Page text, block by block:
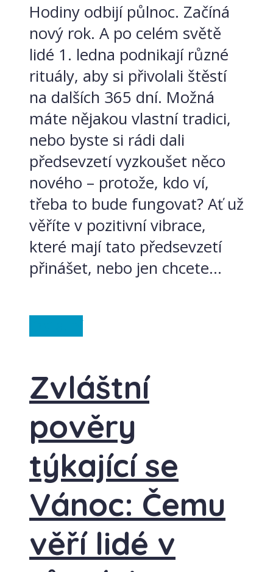
Hodiny odbijí půlnoc. Začíná
nový rok. A po celém světě
lidé 1. ledna podnikají různé
rituály, aby si přivolali štěstí
na dalších 365 dní. Možná
máte nějakou vlastní tradici,
nebo byste si rádi dali
předsevzetí vyzkoušet něco
nového – protože, kdo ví,
třeba to bude fungovat? Ať už
věříte v pozitivní vibrace,
které mají tato předsevzetí
přinášet, nebo jen chcete...
Zvláštní
pověry
týkající se
Vánoc: Čemu
věří lidé v